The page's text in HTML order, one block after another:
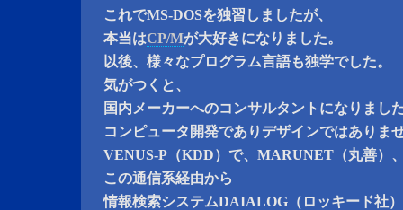
これでMS-DOSを独習しましたが、
本当はCP/Mが大好きになりました。
以後、様々なプログラム言語も独学でした。
気がつくと、
国内メーカーへのコンサルタントになりまし
コンピュータ開発でありデザインではありま
VENUS-P（KDD）で、MARUNET（丸善）
この通信系経由から
情報検索システムDAIALOG（ロッキード社